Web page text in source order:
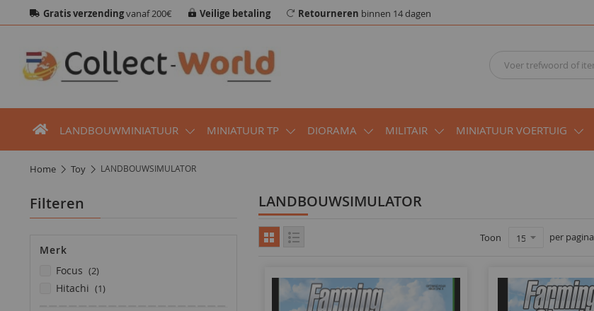
Gratis verzendingvanaf 200€ Veilige betaling Retourneren binnen 14 dagen
LANDBOUWMINIATUUR MINIATUUR TP DIORAMA MILITAIR MINIATUUR VOERTUIG
home toy LANDBOUWSIMULATOR
LANDBOUWSIMULATOR
Toon per pagina
Filteren
Merk
focus
2producten
hitachi 1product